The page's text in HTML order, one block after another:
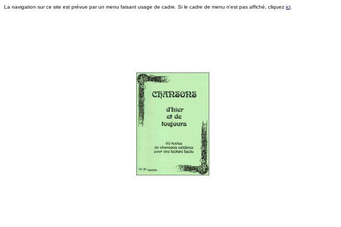
La navigation sur ce site est prévue par un menu faisant usage de cadre. Si le cadre de menu n'est pas affiché, cliquez ici